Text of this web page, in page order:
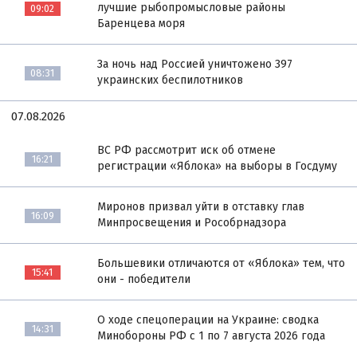
09:02
лучшие рыбопромысловые районы
Баренцева моря
08:31
За ночь над Россией уничтожено 397
украинских беспилотников
07.08.2026
16:21
ВС РФ рассмотрит иск об отмене
регистрации «Яблока» на выборы в Госдуму
16:09
Миронов призвал уйти в отставку глав
Минпросвещения и Рособрнадзора
15:41
Большевики отличаются от «Яблока» тем, что
они - победители
14:31
О ходе спецоперации на Украине: сводка
Минобороны РФ с 1 по 7 августа 2026 года